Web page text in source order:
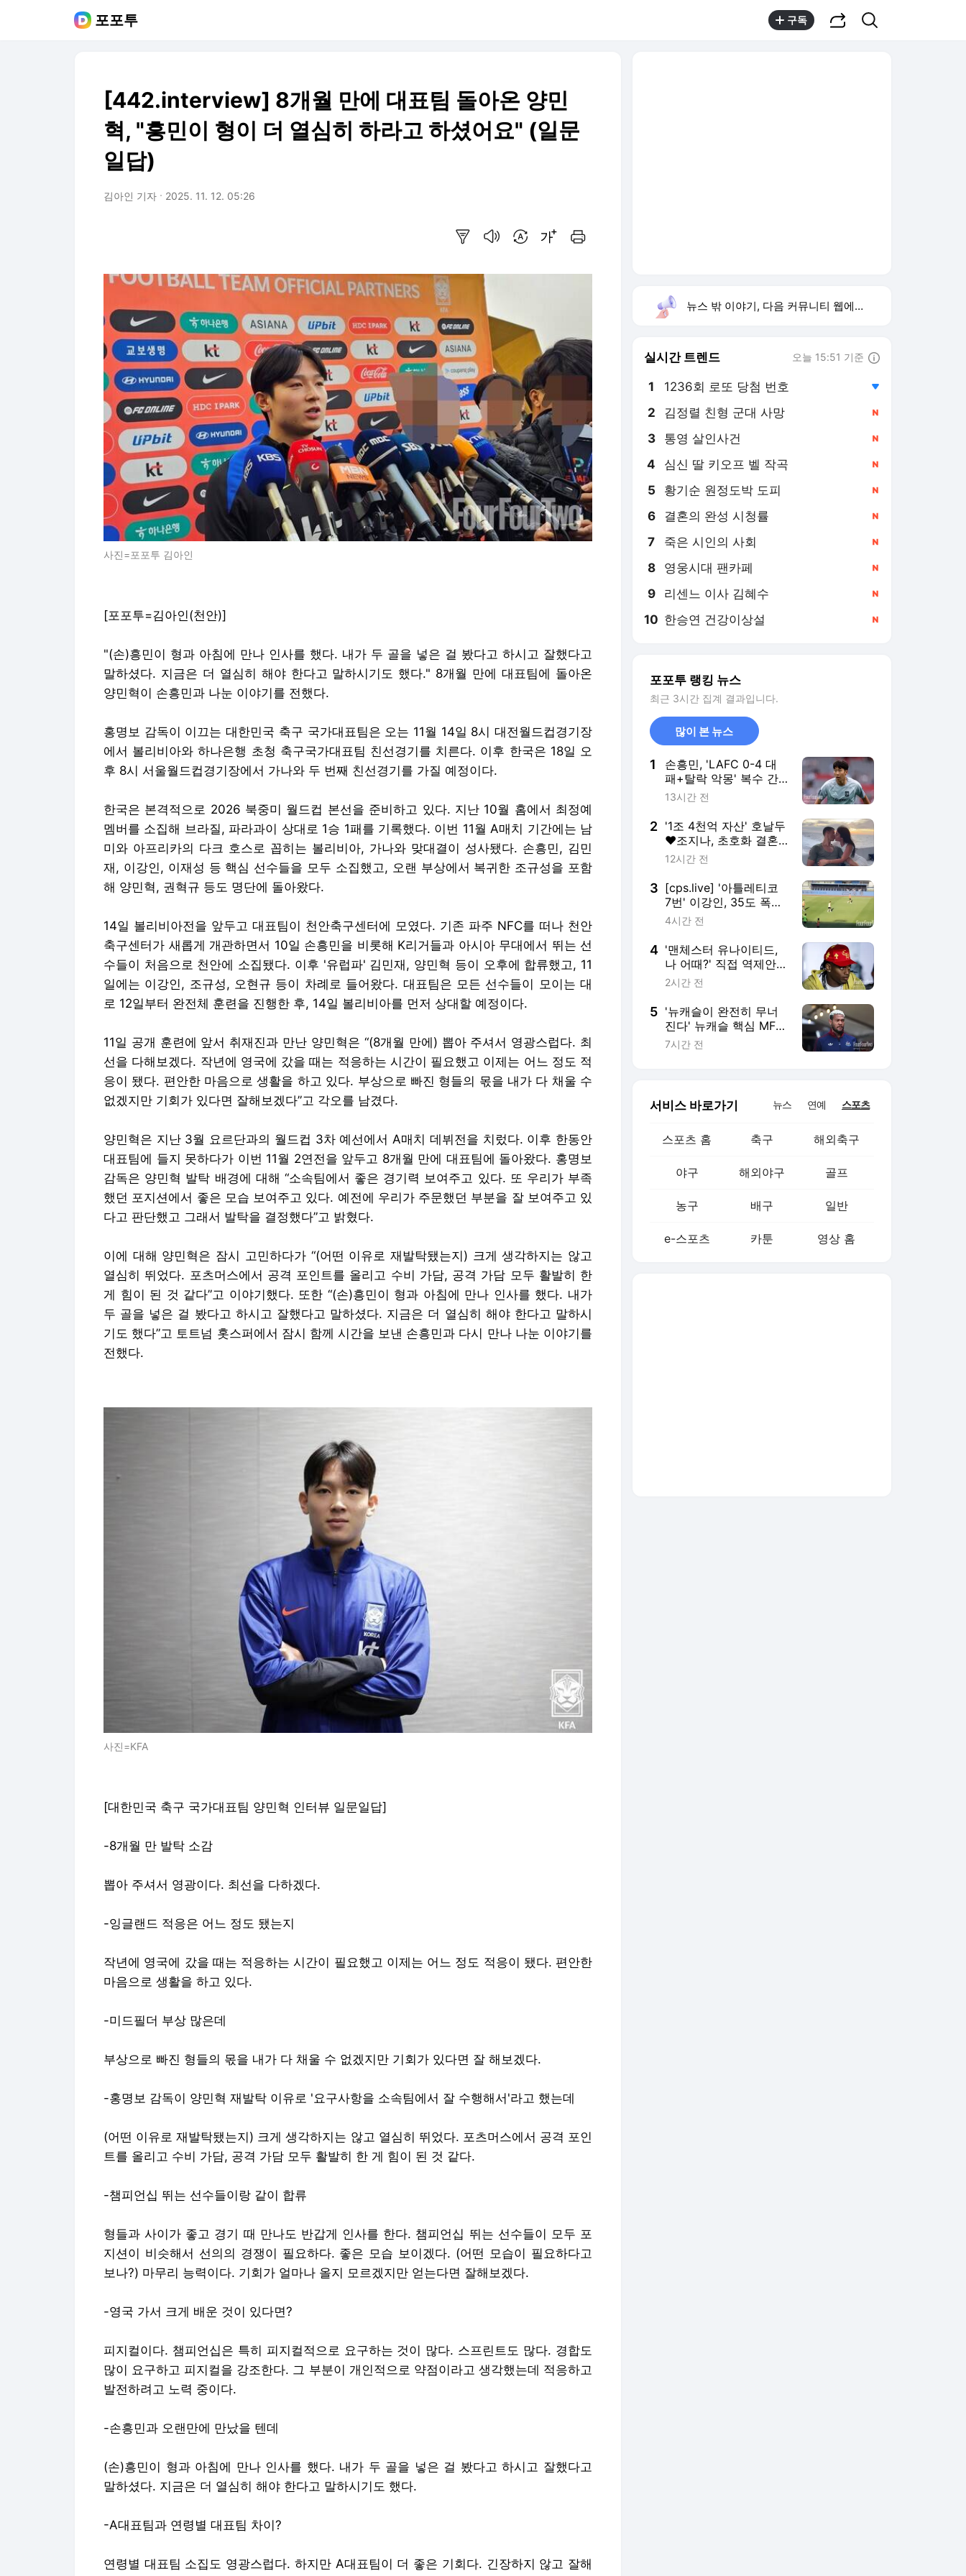
포포투 구독
[442.interview] 8개월 만에 대표팀 돌아온 양민
혁, "흥민이 형이 더 열심히 하라고 하셨어요" (일문
일답)
김아인 기자 2025. 11. 12. 05:26
사진=포포투 김아인
[포포투=김아인(천안)]
"(손)흥민이 형과 아침에 만나 인사를 했다. 내가 두 골을 넣은 걸 봤다고 하시고 잘했다고
말하셨다. 지금은 더 열심히 해야 한다고 말하시기도 했다." 8개월 만에 대표팀에 돌아온
양민혁이 손흥민과 나눈 이야기를 전했다.
홍명보 감독이 이끄는 대한민국 축구 국가대표팀은 오는 11월 14일 8시 대전월드컵경기장
에서 볼리비아와 하나은행 초청 축구국가대표팀 친선경기를 치른다. 이후 한국은 18일 오
후 8시 서울월드컵경기장에서 가나와 두 번째 친선경기를 가질 예정이다.
한국은 본격적으로 2026 북중미 월드컵 본선을 준비하고 있다. 지난 10월 홈에서 최정예
멤버를 소집해 브라질, 파라과이 상대로 1승 1패를 기록했다. 이번 11월 A매치 기간에는 남
미와 아프리카의 다크 호스로 꼽히는 볼리비아, 가나와 맞대결이 성사됐다. 손흥민, 김민
재, 이강인, 이재성 등 핵심 선수들을 모두 소집했고, 오랜 부상에서 복귀한 조규성을 포함
해 양민혁, 권혁규 등도 명단에 돌아왔다.
14일 볼리비아전을 앞두고 대표팀이 천안축구센터에 모였다. 기존 파주 NFC를 떠나 천안
축구센터가 새롭게 개관하면서 10일 손흥민을 비롯해 K리거들과 아시아 무대에서 뛰는 선
수들이 처음으로 천안에 소집됐다. 이후 '유럽파' 김민재, 양민혁 등이 오후에 합류했고, 11
일에는 이강인, 조규성, 오현규 등이 차례로 들어왔다. 대표팀은 모든 선수들이 모이는 대
로 12일부터 완전체 훈련을 진행한 후, 14일 볼리비아를 먼저 상대할 예정이다.
11일 공개 훈련에 앞서 취재진과 만난 양민혁은 “(8개월 만에) 뽑아 주셔서 영광스럽다. 최
선을 다해보겠다. 작년에 영국에 갔을 때는 적응하는 시간이 필요했고 이제는 어느 정도 적
응이 됐다. 편안한 마음으로 생활을 하고 있다. 부상으로 빠진 형들의 몫을 내가 다 채울 수
없겠지만 기회가 있다면 잘해보겠다”고 각오를 남겼다.
양민혁은 지난 3월 요르단과의 월드컵 3차 예선에서 A매치 데뷔전을 치렀다. 이후 한동안
대표팀에 들지 못하다가 이번 11월 2연전을 앞두고 8개월 만에 대표팀에 돌아왔다. 홍명보
감독은 양민혁 발탁 배경에 대해 “소속팀에서 좋은 경기력 보여주고 있다. 또 우리가 부족
했던 포지션에서 좋은 모습 보여주고 있다. 예전에 우리가 주문했던 부분을 잘 보여주고 있
다고 판단했고 그래서 발탁을 결정했다”고 밝혔다.
이에 대해 양민혁은 잠시 고민하다가 “(어떤 이유로 재발탁됐는지) 크게 생각하지는 않고
열심히 뛰었다. 포츠머스에서 공격 포인트를 올리고 수비 가담, 공격 가담 모두 활발히 한
게 힘이 된 것 같다”고 이야기했다. 또한 “(손)흥민이 형과 아침에 만나 인사를 했다. 내가
두 골을 넣은 걸 봤다고 하시고 잘했다고 말하셨다. 지금은 더 열심히 해야 한다고 말하시
기도 했다”고 토트넘 홋스퍼에서 잠시 함께 시간을 보낸 손흥민과 다시 만나 나눈 이야기를
전했다.
사진=KFA
[대한민국 축구 국가대표팀 양민혁 인터뷰 일문일답]
-8개월 만 발탁 소감
뽑아 주셔서 영광이다. 최선을 다하겠다.
-잉글랜드 적응은 어느 정도 됐는지
작년에 영국에 갔을 때는 적응하는 시간이 필요했고 이제는 어느 정도 적응이 됐다. 편안한
마음으로 생활을 하고 있다.
-미드필더 부상 많은데
부상으로 빠진 형들의 몫을 내가 다 채울 수 없겠지만 기회가 있다면 잘 해보겠다.
-홍명보 감독이 양민혁 재발탁 이유로 '요구사항을 소속팀에서 잘 수행해서'라고 했는데
(어떤 이유로 재발탁됐는지) 크게 생각하지는 않고 열심히 뛰었다. 포츠머스에서 공격 포인
트를 올리고 수비 가담, 공격 가담 모두 활발히 한 게 힘이 된 것 같다.
-챔피언십 뛰는 선수들이랑 같이 합류
형들과 사이가 좋고 경기 때 만나도 반갑게 인사를 한다. 챔피언십 뛰는 선수들이 모두 포
지션이 비슷해서 선의의 경쟁이 필요하다. 좋은 모습 보이겠다. (어떤 모습이 필요하다고
보나?) 마무리 능력이다. 기회가 얼마나 올지 모르겠지만 얻는다면 잘해보겠다.
-영국 가서 크게 배운 것이 있다면?
피지컬이다. 챔피언십은 특히 피지컬적으로 요구하는 것이 많다. 스프린트도 많다. 경합도
많이 요구하고 피지컬을 강조한다. 그 부분이 개인적으로 약점이라고 생각했는데 적응하고
발전하려고 노력 중이다.
-손흥민과 오랜만에 만났을 텐데
(손)흥민이 형과 아침에 만나 인사를 했다. 내가 두 골을 넣은 걸 봤다고 하시고 잘했다고
말하셨다. 지금은 더 열심히 해야 한다고 말하시기도 했다.
-A대표팀과 연령별 대표팀 차이?
연령별 대표팀 소집도 영광스럽다. 하지만 A대표팀이 더 좋은 기회다. 긴장하지 않고 잘해
황기순 원정도박 도피
7 죽은 시인의 사회
8 영웅시대 팬카페
9 리센느 이사 김혜수
10 한승연 건강이상설
포포투 랭킹 뉴스
최근 3시간 집계 결과입니다.
많이 본 뉴스
패+탈락 악몽' 복수 간
다...'챔피언스컵 우승팀'
톨루카와 3개월 만에 리
13시간 전
식 올린다...럭셔리 웨딩
홀+'1박 210만원' 호텔
공개
12시간 전
3 [cps.live] '아틀레티코
7번' 이강인, 35도 폭염
에 시종일관 함박웃음...
'환호성'
4시간 전
4
'맨체스터 유나이티드,
나 어때?' 직접 역제안까
지 했는데...레앙, 결국
행 유력"
2시간 전
5
'뉴캐슬이 완전히 무너
진다' 뉴캐슬 핵심 MF
조엘린톤도 사우디행 원
마랑이스 따라 이적 열
망
7시간 전
서비스 바로가기 연예 스포츠
스포츠 홈 축구 해외축구
골프
농구 배구 일반